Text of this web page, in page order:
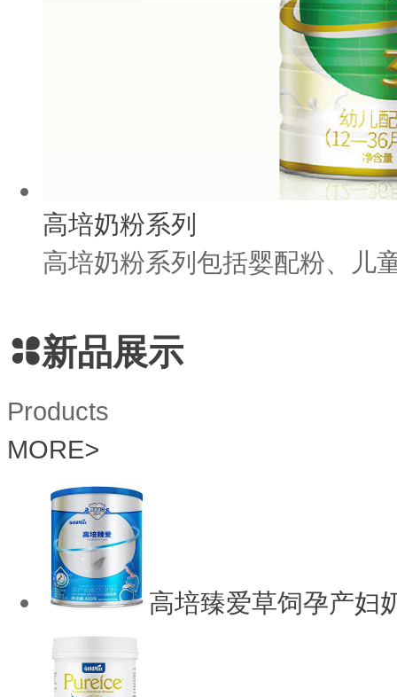
高培奶粉系列
高培奶粉系列包括婴配粉、儿
新品展示
Products
MORE>
高培臻爱草饲孕产妇